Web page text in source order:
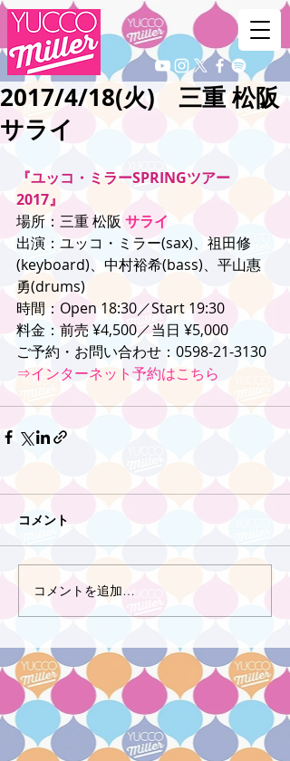
2017/4/18(火) 三重 松阪
サライ
『ユッコ・ミラーSPRINGツアー
2017』
場所：三重 松阪 サライ
出演：ユッコ・ミラー(sax)、祖田修
(keyboard)、中村裕希(bass)、平山惠
勇(drums)
時間：Open 18:30／Start 19:30
料金：前売 ¥4,500／当日 ¥5,000
ご予約・お問い合わせ：0598-21-3130
⇒インターネット予約はこちら
コメント
コメントを追加…